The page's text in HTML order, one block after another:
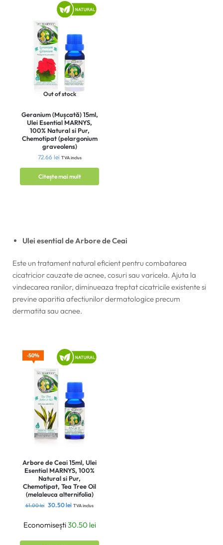
Out of stock
Geranium (Mușcată) 15ml,
Ulei Esential MARNYS,
100% Natural si Pur,
Chemotipat (pelargonium
graveolens)
72.66 lei TVA inclus
Citește mai mult
Ulei esential de Arbore de Ceai
Este un tratament natural eficient pentru combatarea
cicatricior cauzate de acnee, cosuri sau varicela. Ajuta la
vindecarea ranilor, diminueaza treptat cicatricile existente si
previne aparitia afectiunilor dermatologice precum
dermatita sau acnee.
50%
Arbore de Ceai 15ml, Ulei
Esential MARNYS, 100%
Natural si Pur,
Chemotipat, Tea Tree Oil
(melaleuca alternifolia)
61.00lei 30.50lei TVA inclus
Economisești30.50 lei